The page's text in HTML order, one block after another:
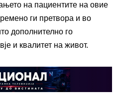
на пациентите на овие
ги претвора и во
дополнително го
и квалитет на живот.